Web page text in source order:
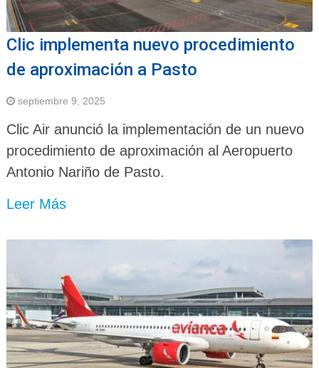
Clic implementa nuevo procedimiento
de aproximación a Pasto
septiembre 9, 2025
Clic Air anunció la implementación de un nuevo
procedimiento de aproximación al Aeropuerto
Antonio Nariño de Pasto.
Leer Más